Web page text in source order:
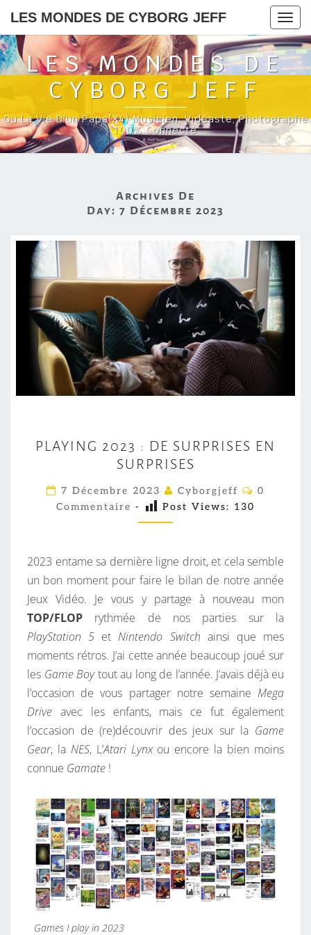
LES MONDES DE CYBORG JEFF
LES MONDES DE
CYBORG JEFF
Ou La Vie D'un Papa(x4) Musicien, Vidéaste, Photographe
100% Connecté
Archives De
Day: 7 Décembre 2023
L
A
Y
N
2
0
2
3
:
D
E
S
U
R
P
S
E
S
E
N
S
PLAYING 2023 : DE SURPRISES EN
SURPRISES
7 Décembre 2023 Cyborgjeff
C
A
I
R
0
Commentaire - Post Views: 130
2023 entame sa dernière ligne droit, et cela semble
un bon moment pour faire le bilan de notre année
Jeux Vidéo. Je vous y partage à nouveau mon
TOP/FLOP rythmée de nos parties sur la
PlayStation 5 etNintendo Switch ainsi que mes
moments rétros. J’ai cette année beaucoup joué sur
les Game Boytout au long de l’année. J’avais déjà eu
l’occasion de vous partager notre semaine Mega
Drive avec les enfants, mais ce fut également
l’occasion de (re)découvrir des jeux sur la Game
Gear, la NES, L’Atari Lynxou encore la bien moins
connue Gamate !
Games I play in 2023